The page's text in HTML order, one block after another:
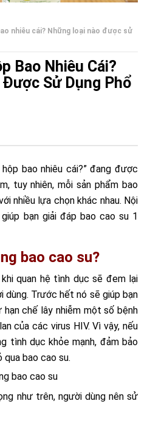
nhiêu cái? Những loại nào được sử
Bao Nhiêu Cái?
Sử Dụng Phổ
bao nhiêu cái?”đang được
tuy nhiên, mỗi sản phẩm bao
nhiều lựa chọn khác nhau. Nội
bạn giải đáp bao cao su 1
bao cao su?
quan hệ tình dục sẽ đem lại
dùng. Trước hết nó sẽ giúp bạn
chế lây nhiễm một số bệnh
của các virus HIV. Vì vậy, nếu
tình dục khỏe mạnh, đảm bảo
bao cao su.
bao cao su
như trên, người dùng nên sử